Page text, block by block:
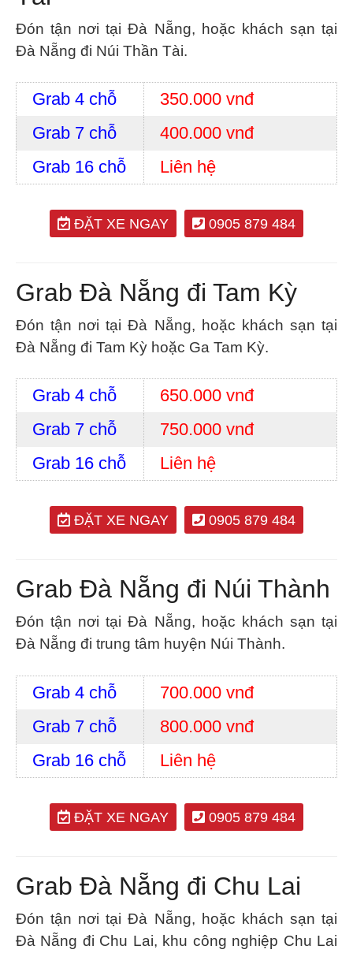
Đón tận nơi tại Đà Nẵng, hoặc khách sạn tại
Đà Nẵng đi Núi Thần Tài.
Grab 4 chỗ
350.000 vnđ
Grab 7 chỗ
400.000 vnđ
Grab 16 chỗ
Liên hệ
ĐẶT XE NGAY 0905 879 484
Grab Đà Nẵng đi Tam Kỳ
Đón tận nơi tại Đà Nẵng, hoặc khách sạn tại
Đà Nẵng đi Tam Kỳ hoặc Ga Tam Kỳ.
Grab 4 chỗ
650.000 vnđ
Grab 7 chỗ
750.000 vnđ
Grab 16 chỗ
Liên hệ
ĐẶT XE NGAY 0905 879 484
Grab Đà Nẵng đi Núi Thành
Đón tận nơi tại Đà Nẵng, hoặc khách sạn tại
Đà Nẵng đi trung tâm huyện Núi Thành.
Grab 4 chỗ
700.000 vnđ
Grab 7 chỗ
800.000 vnđ
Grab 16 chỗ
Liên hệ
ĐẶT XE NGAY 0905 879 484
Grab Đà Nẵng đi Chu Lai
Đón tận nơi tại Đà Nẵng, hoặc khách sạn tại
Đà Nẵng đi Chu Lai, khu công nghiệp Chu Lai